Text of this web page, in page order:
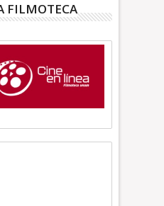
FILMOTECA